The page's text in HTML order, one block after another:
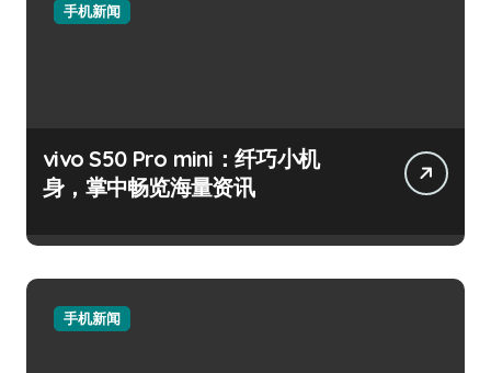
手机新闻
vivo S50 Pro mini：纤巧小机
身，掌中畅览海量资讯
手机新闻